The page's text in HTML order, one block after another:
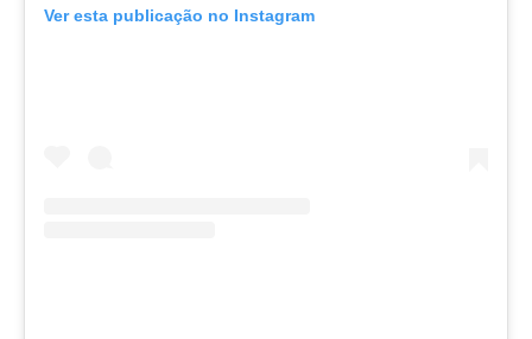
Ver esta publicação no Instagram